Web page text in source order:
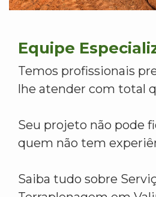
Equipe
Temos profissionais
lhe atender com total
Seu projeto não pode
quem não tem
Saiba tudo sobre